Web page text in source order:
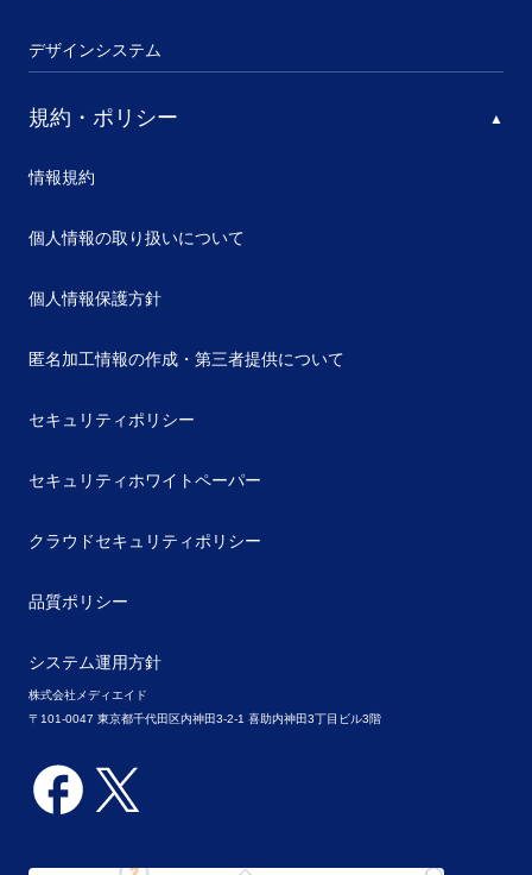
株式会社メディエイド
〒101-0047 東京都千代田区内神田3-2-1 喜助内神田3丁目ビル3階
デザインシステム
規約・ポリシー
情報規約
個人情報の取り扱いについて
個人情報保護方針
匿名加工情報の作成・第三者提供について
セキュリティポリシー
セキュリティホワイトペーパー
クラウドセキュリティポリシー
品質ポリシー
システム運用方針